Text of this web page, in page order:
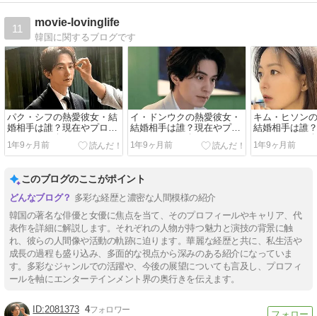
11
movie-lovinglife
韓国に関するブログです
パク・シフの熱愛彼女・結
婚相手は誰？現在やプロフ
ィールも紹介！
1年9ヶ月前
イ・ドンウクの熱愛彼女・
結婚相手は誰？現在やプロ
フィールも紹介！
1年9ヶ月前
キム・ヒソン
結婚相手は誰
フィールも紹
1年9ヶ月前
このブログのここがポイント
多彩な経歴と濃密な人間模様の紹介
韓国の著名な俳優と女優に焦点を当て、そのプロフィールやキャリア、代
表作を詳細に解説します。それぞれの人物が持つ魅力と演技の背景に触
れ、彼らの人間像や活動の軌跡に迫ります。華麗な経歴と共に、私生活や
成長の過程も盛り込み、多面的な視点から深みのある紹介になっていま
す。多彩なジャンルでの活躍や、今後の展望についても言及し、プロフィ
ールを軸にエンターテインメント界の奥行きを伝えます。
2081373 4